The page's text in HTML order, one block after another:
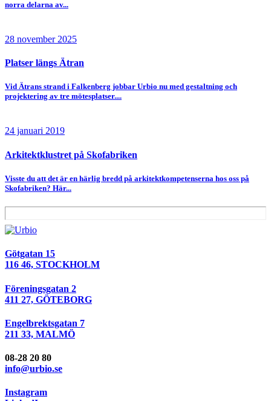
norra delarna av...
28 november 2025
Platser längs Ätran
Vid Ätrans strand i Falkenberg jobbar Urbio nu med gestaltning och
projektering av tre mötesplatser....
24 januari 2019
Arkitektklustret på Skofabriken
Visste du att det är en härlig bredd på arkitektkompetenserna hos oss på
Skofabriken? Här...
Götgatan 15
116 46, STOCKHOLM
Föreningsgatan 2
411 27, GÖTEBORG
Engelbrektsgatan 7
211 33, MALMÖ
08-28 20 80
info@urbio.se
Instagram